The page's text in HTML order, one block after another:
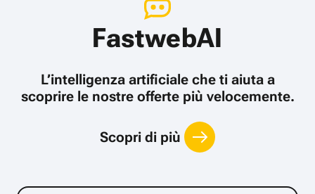
FastwebAI
L’intelligenza artificiale che ti aiuta a
scoprire le nostre offerte più velocemente.
Scopri di più